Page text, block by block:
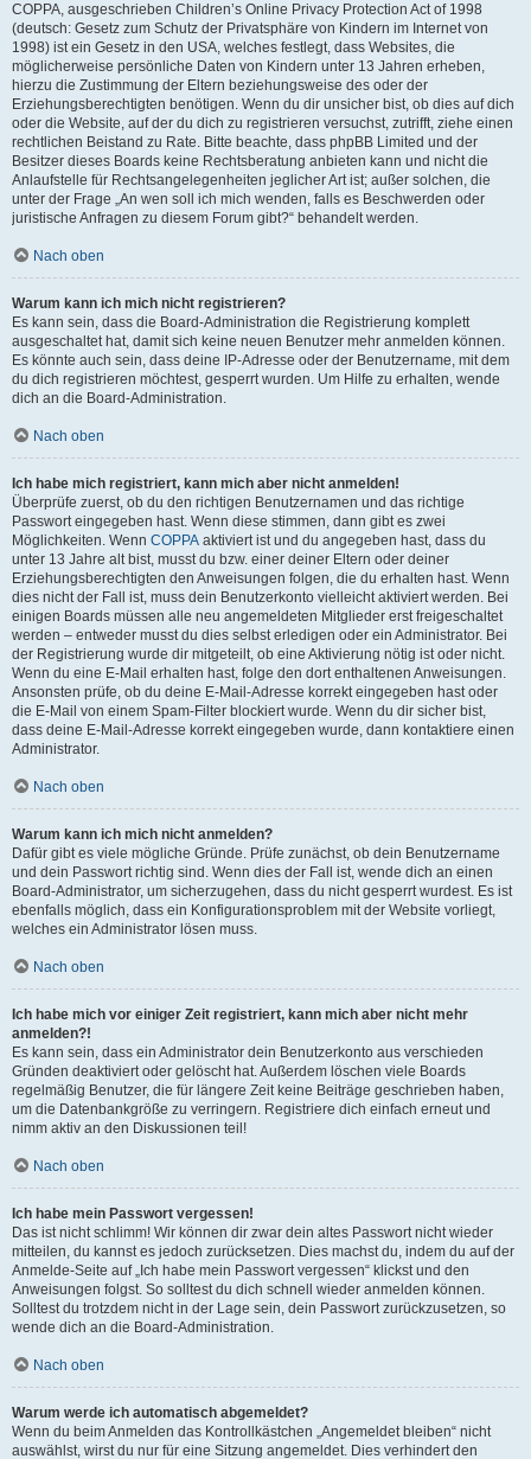
COPPA, ausgeschrieben Children’s Online Privacy Protection Act of 1998
(deutsch: Gesetz zum Schutz der Privatsphäre von Kindern im Internet von
1998) ist ein Gesetz in den USA, welches festlegt, dass Websites, die
möglicherweise persönliche Daten von Kindern unter 13 Jahren erheben,
hierzu die Zustimmung der Eltern beziehungsweise des oder der
Erziehungsberechtigten benötigen. Wenn du dir unsicher bist, ob dies auf dich
oder die Website, auf der du dich zu registrieren versuchst, zutrifft, ziehe einen
rechtlichen Beistand zu Rate. Bitte beachte, dass phpBB Limited und der
Besitzer dieses Boards keine Rechtsberatung anbieten kann und nicht die
Anlaufstelle für Rechtsangelegenheiten jeglicher Art ist; außer solchen, die
unter der Frage „An wen soll ich mich wenden, falls es Beschwerden oder
juristische Anfragen zu diesem Forum gibt?“ behandelt werden.
Nach oben
Warum kann ich mich nicht registrieren?
Es kann sein, dass die Board-Administration die Registrierung komplett
ausgeschaltet hat, damit sich keine neuen Benutzer mehr anmelden können.
Es könnte auch sein, dass deine IP-Adresse oder der Benutzername, mit dem
du dich registrieren möchtest, gesperrt wurden. Um Hilfe zu erhalten, wende
dich an die Board-Administration.
Nach oben
Ich habe mich registriert, kann mich aber nicht anmelden!
Überprüfe zuerst, ob du den richtigen Benutzernamen und das richtige
Passwort eingegeben hast. Wenn diese stimmen, dann gibt es zwei
Möglichkeiten. Wenn COPPA aktiviert ist und du angegeben hast, dass du
unter 13 Jahre alt bist, musst du bzw. einer deiner Eltern oder deiner
Erziehungsberechtigten den Anweisungen folgen, die du erhalten hast. Wenn
dies nicht der Fall ist, muss dein Benutzerkonto vielleicht aktiviert werden. Bei
einigen Boards müssen alle neu angemeldeten Mitglieder erst freigeschaltet
werden – entweder musst du dies selbst erledigen oder ein Administrator. Bei
der Registrierung wurde dir mitgeteilt, ob eine Aktivierung nötig ist oder nicht.
Wenn du eine E-Mail erhalten hast, folge den dort enthaltenen Anweisungen.
Ansonsten prüfe, ob du deine E-Mail-Adresse korrekt eingegeben hast oder
die E-Mail von einem Spam-Filter blockiert wurde. Wenn du dir sicher bist,
dass deine E-Mail-Adresse korrekt eingegeben wurde, dann kontaktiere einen
Administrator.
Nach oben
Warum kann ich mich nicht anmelden?
Dafür gibt es viele mögliche Gründe. Prüfe zunächst, ob dein Benutzername
und dein Passwort richtig sind. Wenn dies der Fall ist, wende dich an einen
Board-Administrator, um sicherzugehen, dass du nicht gesperrt wurdest. Es ist
ebenfalls möglich, dass ein Konfigurationsproblem mit der Website vorliegt,
welches ein Administrator lösen muss.
Nach oben
Ich habe mich vor einiger Zeit registriert, kann mich aber nicht mehr
anmelden?!
Es kann sein, dass ein Administrator dein Benutzerkonto aus verschieden
Gründen deaktiviert oder gelöscht hat. Außerdem löschen viele Boards
regelmäßig Benutzer, die für längere Zeit keine Beiträge geschrieben haben,
um die Datenbankgröße zu verringern. Registriere dich einfach erneut und
nimm aktiv an den Diskussionen teil!
Nach oben
Ich habe mein Passwort vergessen!
Das ist nicht schlimm! Wir können dir zwar dein altes Passwort nicht wieder
mitteilen, du kannst es jedoch zurücksetzen. Dies machst du, indem du auf der
Anmelde-Seite auf „Ich habe mein Passwort vergessen“ klickst und den
Anweisungen folgst. So solltest du dich schnell wieder anmelden können.
Solltest du trotzdem nicht in der Lage sein, dein Passwort zurückzusetzen, so
wende dich an die Board-Administration.
Nach oben
Warum werde ich automatisch abgemeldet?
Wenn du beim Anmelden das Kontrollkästchen „Angemeldet bleiben“ nicht
auswählst, wirst du nur für eine Sitzung angemeldet. Dies verhindert den